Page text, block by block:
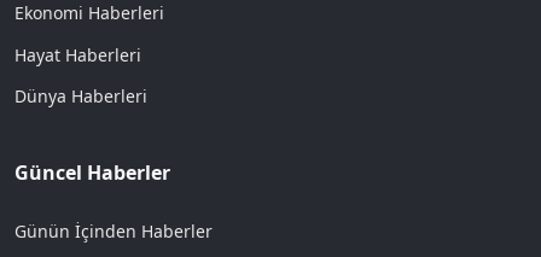
Ekonomi Haberleri
Hayat Haberleri
Dünya Haberleri
Güncel Haberler
Günün İçinden Haberler